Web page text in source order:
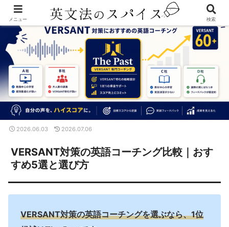
VERSANT対策の英語コーチング比較｜おす
すめ5選と選び方
2026.06.03 2026.07.06
VERSANT対策の英語コーチングを選ぶなら、1位
メニュー 検索